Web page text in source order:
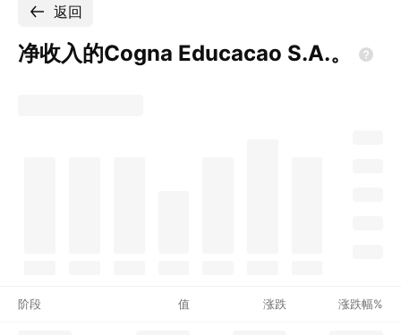
返回
净收入的Cogna Educacao S.A.。
阶段 值 涨跌 涨跌幅%